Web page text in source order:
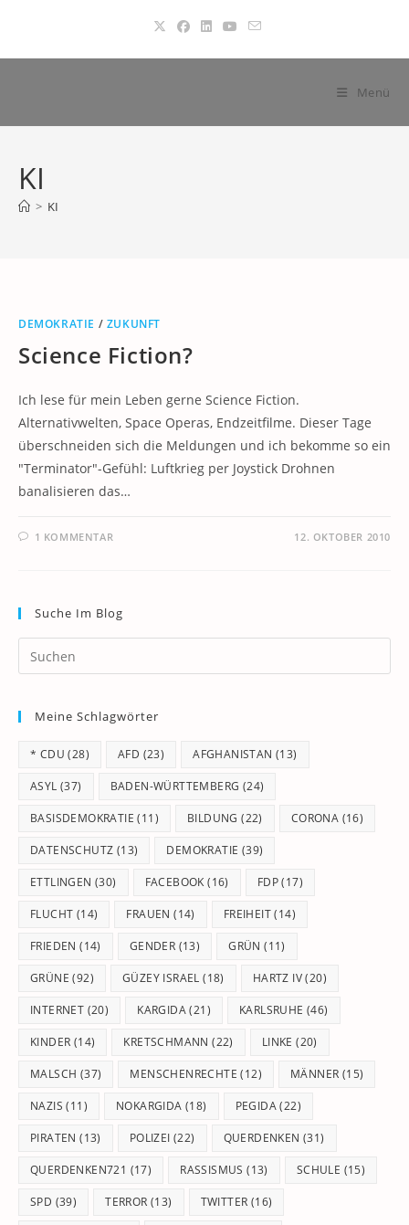
springen
Menü
KI
> KI
DEMOKRATIE / ZUKUNFT
Science Fiction?
Ich lese für mein Leben gerne Science Fiction.
Alternativwelten, Space Operas, Endzeitfilme. Dieser Tage
überschneiden sich die Meldungen und ich bekomme so ein
"Terminator"-Gefühl: Luftkrieg per Joystick Drohnen
banalisieren das…
1 KOMMENTAR 12. OKTOBER 2010
Suche Im Blog
Meine Schlagwörter
* CDU (28) AFD (23) AFGHANISTAN (13)
ASYL (37) BADEN-WÜRTTEMBERG (24)
BASISDEMOKRATIE (11) BILDUNG (22) CORONA (16)
DATENSCHUTZ (13) DEMOKRATIE (39)
ETTLINGEN (30) FACEBOOK (16) FDP(17)
FLUCHT (14) FRAUEN (14) FREIHEIT(14)
FRIEDEN (14) GENDER (13) GRÜN (11)
GRÜNE (92) GÜZEY ISRAEL (18) HARTZ IV(20)
INTERNET (20) KARGIDA(21) KARLSRUHE (46)
KINDER (14) KRETSCHMANN (22) LINKE (20)
MALSCH (37) MENSCHENRECHTE (12) MÄNNER (15)
NAZIS (11) NOKARGIDA (18) PEGIDA(22)
PIRATEN (13) POLIZEI (22) QUERDENKEN (31)
QUERDENKEN721 (17) RASSISMUS (13) SCHULE (15)
SPD (39) TERROR (13) TWITTER (16)